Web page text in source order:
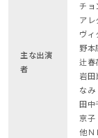
主な出演
者
チョ
アレ
ヴィ
野本
辻春
岩田
なみ
田中
京子
他Ｎ